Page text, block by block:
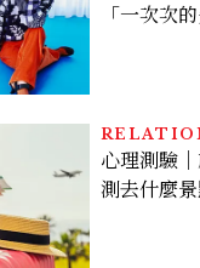
「一次次
心理測驗
測去什麼